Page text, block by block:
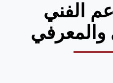
الفني